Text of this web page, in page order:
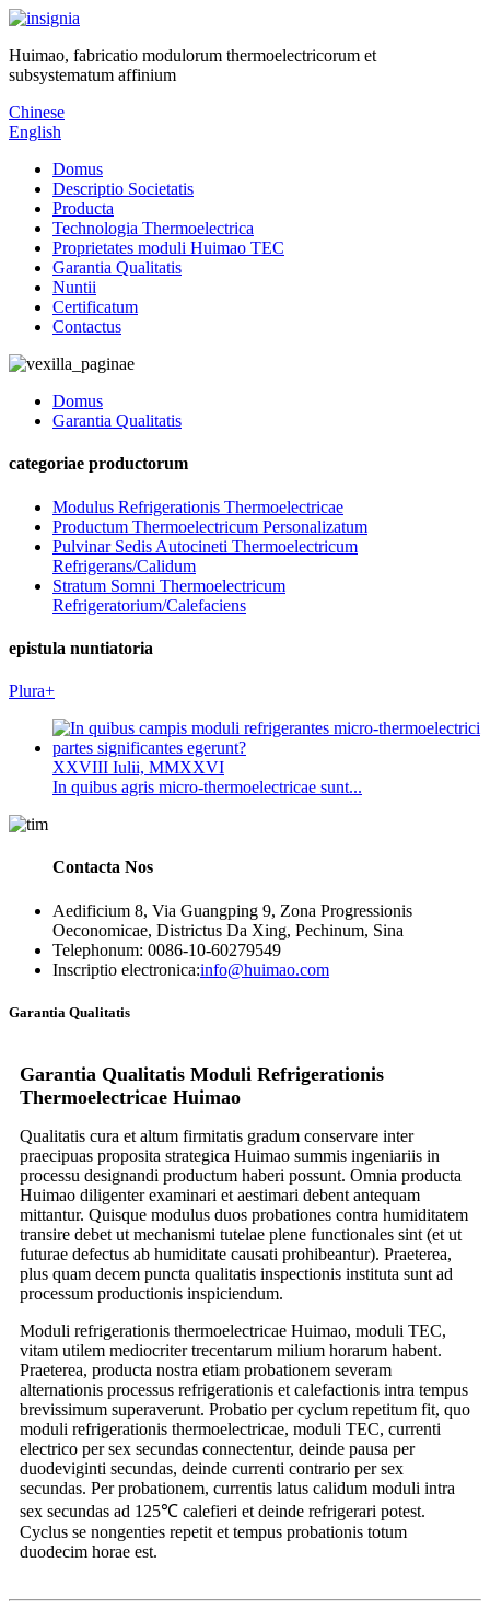
Huimao, fabricatio modulorum thermoelectricorum et
subsystematum affinium
Chinese
English
Domus
Descriptio Societatis
Producta
Technologia Thermoelectrica
Proprietates moduli Huimao TEC
Garantia Qualitatis
Nuntii
Certificatum
Contactus
Domus
Garantia Qualitatis
categoriae productorum
Modulus Refrigerationis Thermoelectricae
Productum Thermoelectricum Personalizatum
Pulvinar Sedis Autocineti Thermoelectricum
Refrigerans/Calidum
Stratum Somni Thermoelectricum
Refrigeratorium/Calefaciens
epistula nuntiatoria
Plura+
XXVIII Iulii, MMXXVI
In quibus agris micro-thermoelectricae sunt...
Contacta Nos
Aedificium 8, Via Guangping 9, Zona Progressionis
Oeconomicae, Districtus Da Xing, Pechinum, Sina
Telephonum: 0086-10-60279549
Inscriptio electronica:info@huimao.com
Garantia Qualitatis
Garantia Qualitatis Moduli Refrigerationis
Thermoelectricae Huimao
Qualitatis cura et altum firmitatis gradum conservare inter
praecipuas proposita strategica Huimao summis ingeniariis in
processu designandi productum haberi possunt. Omnia producta
Huimao diligenter examinari et aestimari debent antequam
mittantur. Quisque modulus duos probationes contra humiditatem
transire debet ut mechanismi tutelae plene functionales sint (et ut
futurae defectus ab humiditate causati prohibeantur). Praeterea,
plus quam decem puncta qualitatis inspectionis instituta sunt ad
processum productionis inspiciendum.
Moduli refrigerationis thermoelectricae Huimao, moduli TEC,
vitam utilem mediocriter trecentarum milium horarum habent.
Praeterea, producta nostra etiam probationem severam
alternationis processus refrigerationis et calefactionis intra tempus
brevissimum superaverunt. Probatio per cyclum repetitum fit, quo
moduli refrigerationis thermoelectricae, moduli TEC, currenti
electrico per sex secundas connectentur, deinde pausa per
duodeviginti secundas, deinde currenti contrario per sex
secundas. Per probationem, currentis latus calidum moduli intra
sex secundas ad 125℃ calefieri et deinde refrigerari potest.
Cyclus se nongenties repetit et tempus probationis totum
duodecim horae est.